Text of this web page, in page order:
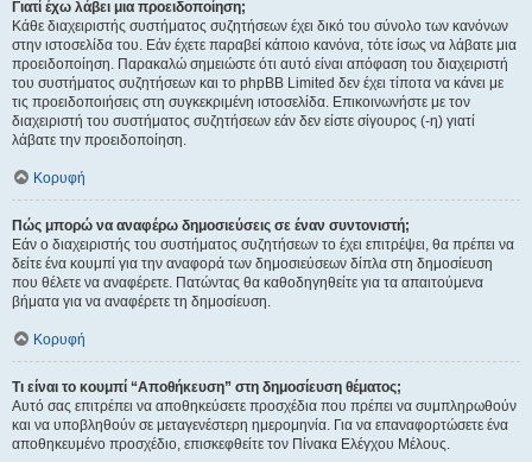
Γιατί έχω λάβει μια προειδοποίηση;
Κάθε διαχειριστής συστήματος συζητήσεων έχει δικό του σύνολο των κανόνων
στην ιστοσελίδα του. Εάν έχετε παραβεί κάποιο κανόνα, τότε ίσως να λάβατε μια
προειδοποίηση. Παρακαλώ σημειώστε ότι αυτό είναι απόφαση του διαχειριστή
του συστήματος συζητήσεων και το phpBB Limited δεν έχει τίποτα να κάνει με
τις προειδοποιήσεις στη συγκεκριμένη ιστοσελίδα. Επικοινωνήστε με τον
διαχειριστή του συστήματος συζητήσεων εάν δεν είστε σίγουρος (-η) γιατί
λάβατε την προειδοποίηση.
Κορυφή
Πώς μπορώ να αναφέρω δημοσιεύσεις σε έναν συντονιστή;
Εάν ο διαχειριστής του συστήματος συζητήσεων το έχει επιτρέψει, θα πρέπει να
δείτε ένα κουμπί για την αναφορά των δημοσιεύσεων δίπλα στη δημοσίευση
που θέλετε να αναφέρετε. Πατώντας θα καθοδηγηθείτε για τα απαιτούμενα
βήματα για να αναφέρετε τη δημοσίευση.
Κορυφή
Τι είναι το κουμπί “Αποθήκευση” στη δημοσίευση θέματος;
Αυτό σας επιτρέπει να αποθηκεύσετε προσχέδια που πρέπει να συμπληρωθούν
και να υποβληθούν σε μεταγενέστερη ημερομηνία. Για να επαναφορτώσετε ένα
αποθηκευμένο προσχέδιο, επισκεφθείτε τον Πίνακα Ελέγχου Μέλους.